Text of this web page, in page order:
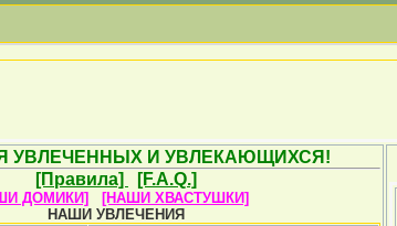
УВЛЕЧЕННЫХ И УВЛЕКАЮЩИХСЯ!
[Правила]
[F.A.Q.]
ДОМИКИ]
[НАШИ ХВАСТУШКИ]
НАШИ УВЛЕЧЕНИЯ